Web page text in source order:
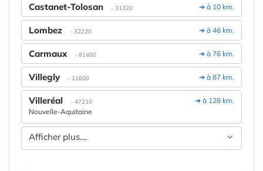
➔ à 10 km.
Castanet-Tolosan - 31320
➔ à 46 km.
Lombez - 32220
➔ à 76 km.
Carmaux - 81400
➔ à 87 km.
Villegly - 11600
➔ à 128 km.
Villeréal - 47210
Nouvelle-Aquitaine
Afficher plus....